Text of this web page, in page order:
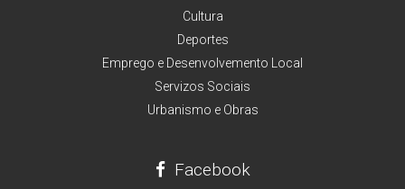
Cultura
Deportes
Emprego e Desenvolvemento Local
Servizos Sociais
Urbanismo e Obras
Facebook